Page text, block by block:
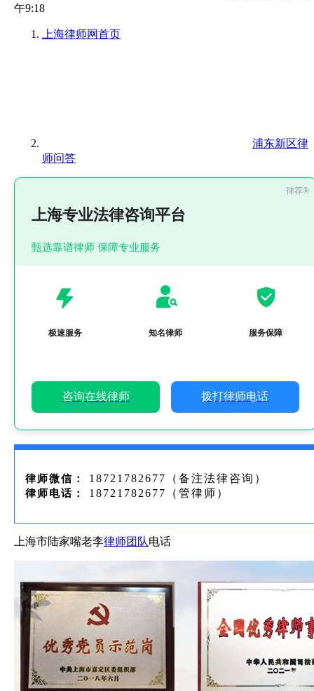
午9:18
上海律师网首页
浦东新区律
师问答
上海专业法律咨询平台
甄选靠谱律师 保障专业服务
极速服务 知名律师 服务保障
咨询在线律师 拨打律师电话
律师微信： 18721782677（备注法律咨询）
律师电话： 18721782677（管律师）
上海市陆家嘴老李律师团队电话